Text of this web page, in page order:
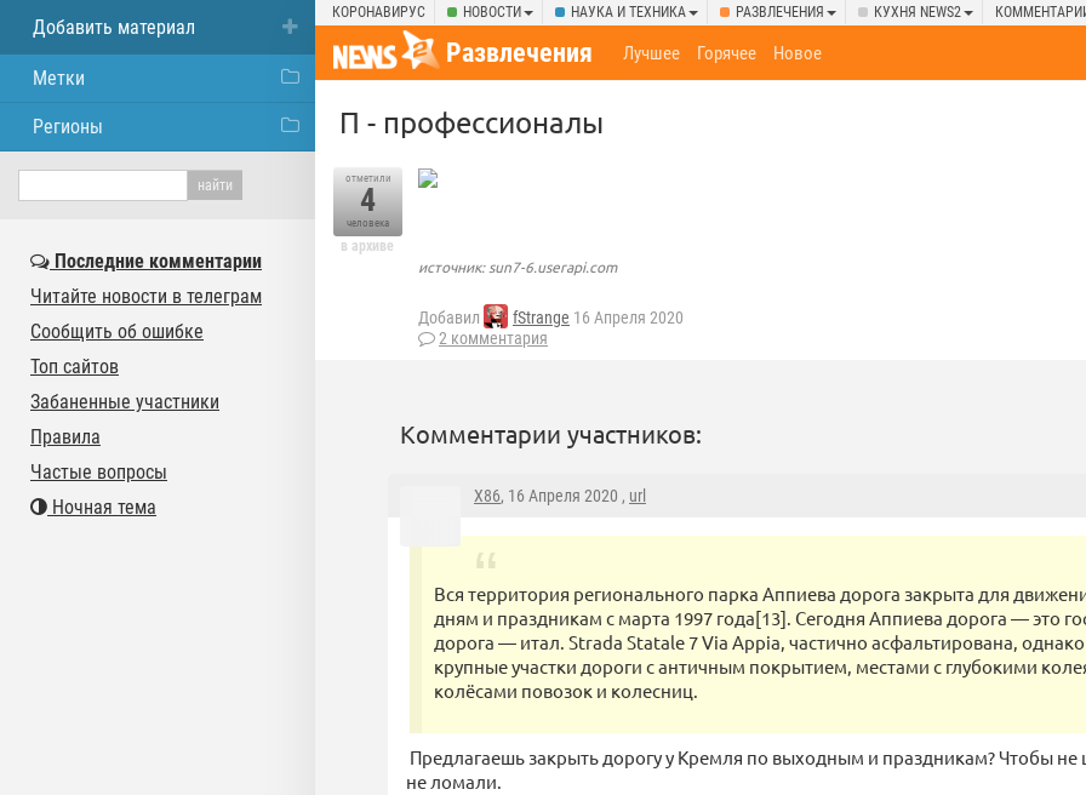
КОРОНАВИРУС НОВОСТИ НАУКА И ТЕХНИКА РАЗВЛЕЧЕНИЯ КУХНЯ NEWS2
Развлечения Лучшее Горячее Новое
П - профессионалы
отметили
4
человека
в архиве
источник: sun7-6.userapi.com
Добавил fStrange 16 Апреля 2020
2 комментария
Комментарии участников:
X86, 16 Апреля 2020 , url
Вся территория регионального парка Аппиева дорога закрыта для
дням и праздникам с марта 1997 года[13]. Сегодня Аппиева дорога — это
дорога — итал. Strada Statale 7 Via Appia, частично асфальтирована,
крупные участки дороги с античным покрытием, местами с глубокими
колёсами повозок и колесниц.
Предлагаешь закрыть дорогу у Кремля по выходным и праздникам? Чтобы не
не ломали.
Добавить материал
Метки
Регионы
Последние комментарии
Читайте новости в телеграм
Сообщить об ошибке
Топ сайтов
Забаненные участники
Правила
Частые вопросы
Ночная тема